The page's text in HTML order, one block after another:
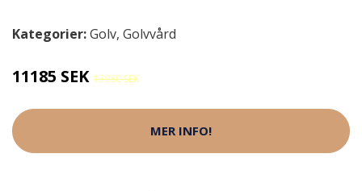
Kategorier:Golv, Golvvård
11185 SEK 13980 SEK
MER INFO!